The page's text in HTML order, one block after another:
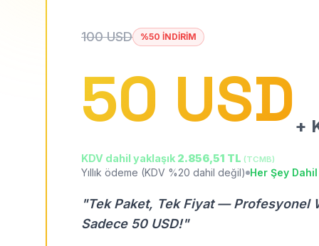
100 USD %50 İNDİRİM
50 USD +
KDV dahil yaklaşık 2.856,51 TL (TCMB)
Yıllık ödeme (KDV %20 dahil değil) Her Şey Dahil
"Tek Paket, Tek Fiyat — Profesyonel
Sadece 50 USD!"